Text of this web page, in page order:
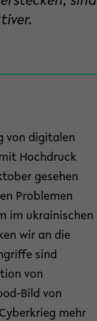
von digitalen
Hochdruck
gesehen
Problemen
im ukrainischen
wir an die
sind
von
Bild von
mehr